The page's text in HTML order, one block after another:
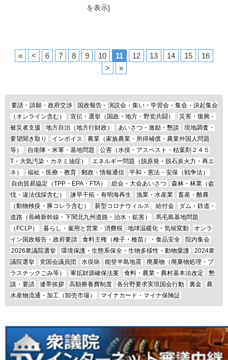
を表示]
« < 6 7 8 9 10 11 12 13 14 15
16
>
»
要請・請願・政府交渉
国政報告・演説会・集い・学習会・集会・決起集会
（オンライン含む）
宣伝・選挙（国政・地方・野党共闘）
災害・復興・
被災者支援
地方自治（地方行財政） あいさつ・激励・懇談
現地調査・
要望聞き取り
インボイス
農業（家族農業・所得補償・農業外国人問題
等）
自衛隊・米軍・基地問題
公害（水俣・アスベスト・枯葉剤２４５
T・大気汚染・カネミ油症）
エネルギー問題（脱原発・脱石炭火力・再エ
ネ）
福祉・医療・教育 郵政・情報通信
平和・憲法・安保（戦争法）
自由貿易協定（TPP・EPA・FTA）
総会・大会あいさつ
森林・林業（盗
伐・違法伐採含む）
諫早干拓・有明海再生 漁業・水産業
畜産・酪農
（動物検疫・豚コレラ含む）
新型コロナウィルス、給付金
ダム・鉄道・
道路（長崎新幹線・下関北九州道路・治水・鉱害）
馬毛島基地問題
（FCLP）
暮らし・雇用と営業・消費税 地球温暖化・気候変動
オンラ
イン国政報告・政府要請
食料主権（種子・種苗）・食品安全
院内集会
2026衆議院選挙
環境保護・生態系保全・生物多様性・動物愛護
2024衆
議院選挙
党国会議員団 水俣病 能登半島地震
廃棄物（廃棄物処理・プ
ラスチックごみ等）
軍拡財源確保法案 食料・農業・農村基本法改定
懇
談・要請
連帯挨拶 高額療養費制度 各分野要求実現国会行動 裏金
農
水産物流通・加工（卸売市場）
マイナカード・マイナ保険証